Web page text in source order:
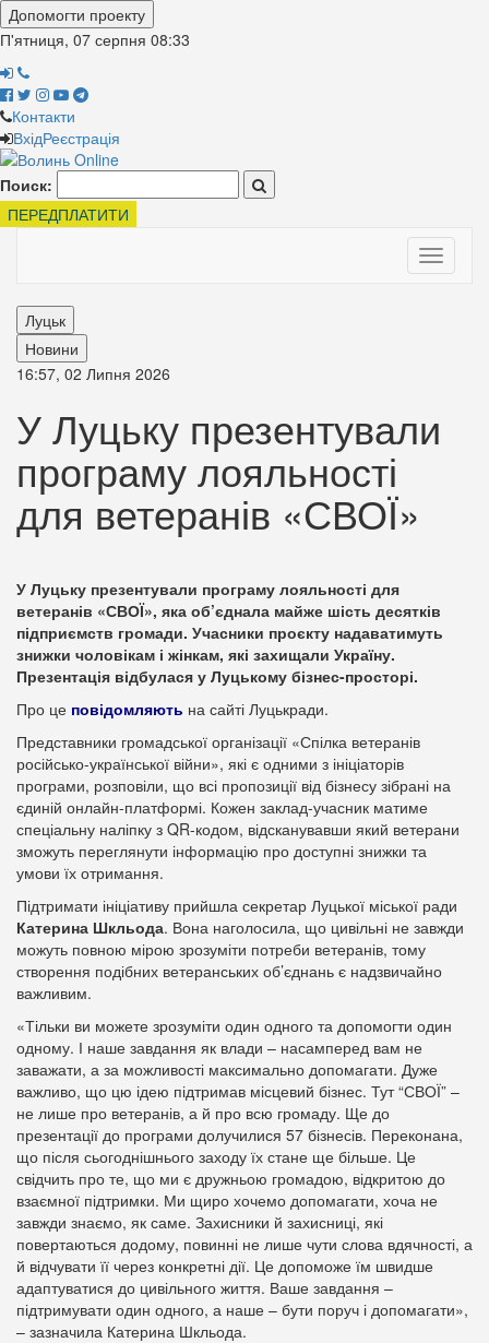
Допомогти проекту
П'ятниця, 07 серпня 08:33
Контакти
ВхідРеєстрація
Поиск:
ПЕРЕДПЛАТИТИ
Toggle
Луцьк
Новини
16:57, 02 Липня 2026
У Луцьку презентували
програму лояльності
для ветеранів «СВОЇ»
У Луцьку презентували програму лояльності для
ветеранів «СВОЇ», яка об’єднала майже шість десятків
підприємств громади. Учасники проєкту надаватимуть
знижки чоловікам і жінкам, які захищали Україну.
Презентація відбулася у Луцькому бізнес-просторі.
Про це повідомляють на сайті Луцькради.
Представники громадської організації «Спілка ветеранів
російсько-української війни», які є одними з ініціаторів
програми, розповіли, що всі пропозиції від бізнесу зібрані на
єдиній онлайн-платформі. Кожен заклад-учасник матиме
спеціальну наліпку з QR-кодом, відсканувавши який ветерани
зможуть переглянути інформацію про доступні знижки та
умови їх отримання.
Підтримати ініціативу прийшла секретар Луцької міської ради
Катерина Шкльода. Вона наголосила, що цивільні не завжди
можуть повною мірою зрозуміти потреби ветеранів, тому
створення подібних ветеранських об’єднань є надзвичайно
важливим.
«Тільки ви можете зрозуміти один одного та допомогти один
одному. І наше завдання як влади – насамперед вам не
заважати, а за можливості максимально допомагати. Дуже
важливо, що цю ідею підтримав місцевий бізнес. Тут “СВОЇ” –
не лише про ветеранів, а й про всю громаду. Ще до
презентації до програми долучилися 57 бізнесів. Переконана,
що після сьогоднішнього заходу їх стане ще більше. Це
свідчить про те, що ми є дружньою громадою, відкритою до
взаємної підтримки. Ми щиро хочемо допомагати, хоча не
завжди знаємо, як саме. Захисники й захисниці, які
повертаються додому, повинні не лише чути слова вдячності, а
й відчувати її через конкретні дії. Це допоможе їм швидше
адаптуватися до цивільного життя. Ваше завдання –
підтримувати один одного, а наше – бути поруч і допомагати»,
– зазначила Катерина Шкльода.